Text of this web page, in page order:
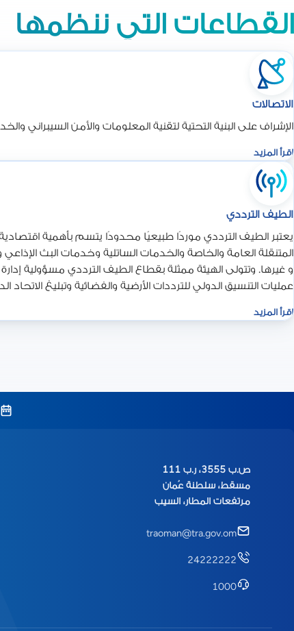
القطاعات التي ننظمها
الاتصالات
الإشراف على البنية التحتية لتقنية المعلومات والأمن السيبراني
اقرأ المزيد
الطيف الترددي
يعتبر الطيف الترددي موردًا طبيعيًا محدودًا يتسم بأهمية
المتنقلة العامة والخاصة والخدمات الساتلية وخدمات البث الإذاعي
و غيرها. وتتولى الهيئة ممثلة بقطاع الطيف الترددي مسؤولية
عمليات التنسيق الدولي للترددات الأرضية والفضائية وتبليغ
المستخدمة لهذا الطيف الترددي.
اقرأ المزيد
ص.ب 3555، ر.ب 111
مسقط، سلطنة عُمان
مرتفعات المطار، السيب
traoman@tra.gov.om
24222222
1000